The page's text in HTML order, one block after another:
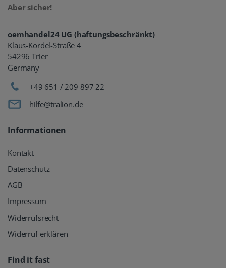
Aber sicher!
oemhandel24 UG (haftungsbeschränkt)
Klaus-Kordel-Straße 4
54296 Trier
Germany
+49 651 / 209 897 22
hilfe@tralion.de
Informationen
Kontakt
Datenschutz
AGB
Impressum
Widerrufsrecht
Widerruf erklären
Find it fast